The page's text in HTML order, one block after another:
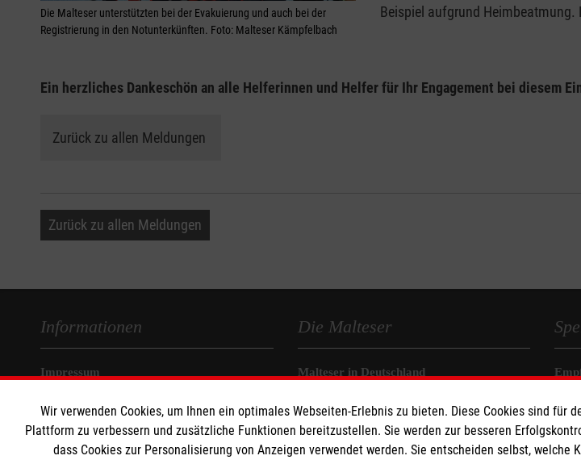
Die Malteser unterstützten bei der Evakuierung und auch bei der
Registrierung in den Notunterkünften. Foto: Malteser Kämpfelbach
Beispiel aufgrund Heimbeatmung.
Ein herzliches Dankeschön an alle Helferinnen und Helfer für Ihr Engagement bei diesem
Zurück zu allen Meldungen
Zurück zu allen Meldungen
Informationen
Impressum
Barrierefreiheit
Kontakt
Die Malteser
Malteser in Deutschland
Intranet Korntal
BIC:
Wir verwenden Cookies, um Ihnen ein optimales Webseiten-Erlebnis zu bieten. Diese Cookies sind
Plattform zu verbessern und zusätzliche Funktionen bereitzustellen. Sie werden zur besseren
dass Cookies zur Personalisierung von Anzeigen verwendet werden. Sie entscheiden selbst,